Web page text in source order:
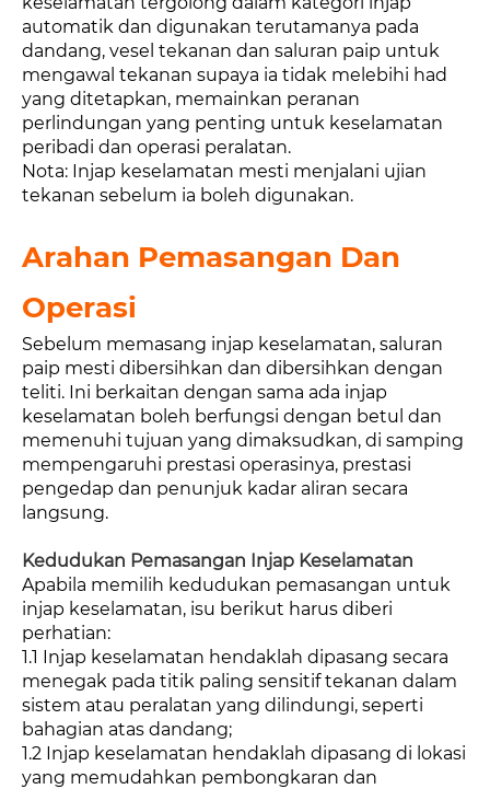
automatik dan digunakan terutamanya pada
dandang, vesel tekanan dan saluran paip untuk
mengawal tekanan supaya ia tidak melebihi had
yang ditetapkan, memainkan peranan
perlindungan yang penting untuk keselamatan
peribadi dan operasi peralatan.
Nota: Injap keselamatan mesti menjalani ujian
tekanan sebelum ia boleh digunakan.
Arahan Pemasangan Dan
Operasi
Sebelum memasang injap keselamatan, saluran
paip mesti dibersihkan dan dibersihkan dengan
teliti. Ini berkaitan dengan sama ada injap
keselamatan boleh berfungsi dengan betul dan
memenuhi tujuan yang dimaksudkan, di samping
mempengaruhi prestasi operasinya, prestasi
pengedap dan penunjuk kadar aliran secara
langsung.
Kedudukan Pemasangan Injap Keselamatan
Apabila memilih kedudukan pemasangan untuk
injap keselamatan, isu berikut harus diberi
perhatian:
1.1 Injap keselamatan hendaklah dipasang secara
menegak pada titik paling sensitif tekanan dalam
sistem atau peralatan yang dilindungi, seperti
bahagian atas dandang;
1.2 Injap keselamatan hendaklah dipasang di lokasi
yang memudahkan pembongkaran dan